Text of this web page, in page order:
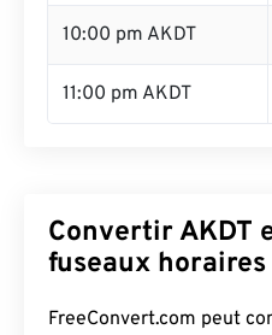
10:00 pm AKDT
11:00 pm AKDT
Convertir AKDT
fuseaux horaires
FreeConvert.com peut